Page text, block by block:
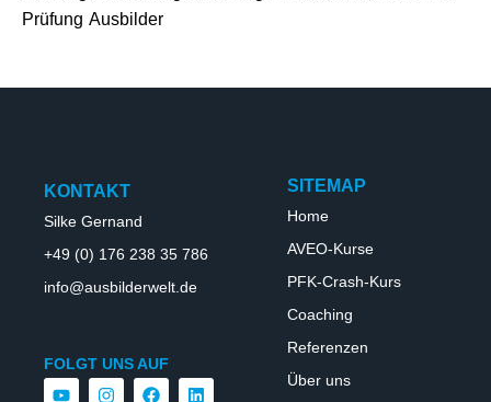
Prüfung Ausbilder
KONTAKT
Silke Gernand
+49 (0) 176 238 35 786
info@ausbilderwelt.de
FOLGT UNS AUF
SITEMAP
Home
AVEO-Kurse
PFK-Crash-Kurs
Coaching
Referenzen
Über uns